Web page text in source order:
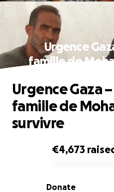
Urgence
famille de
0% complete
€4,673
Donate
Urgence Gaza
famille de
survivre